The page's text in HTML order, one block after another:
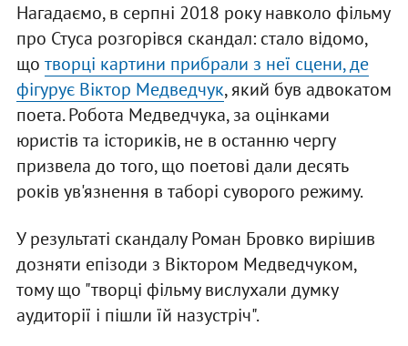
Нагадаємо, в серпні 2018 року навколо фільму
про Стуса розгорівся скандал: стало відомо,
що творці картини прибрали з неї сцени, де
фігурує Віктор Медведчук, який був адвокатом
поета. Робота Медведчука, за оцінками
юристів та істориків, не в останню чергу
призвела до того, що поетові дали десять
років ув'язнення в таборі суворого режиму.
У результаті скандалу Роман Бровко вирішив
дозняти епізоди з Віктором Медведчуком,
тому що "творці фільму вислухали думку
аудиторії і пішли їй назустріч".